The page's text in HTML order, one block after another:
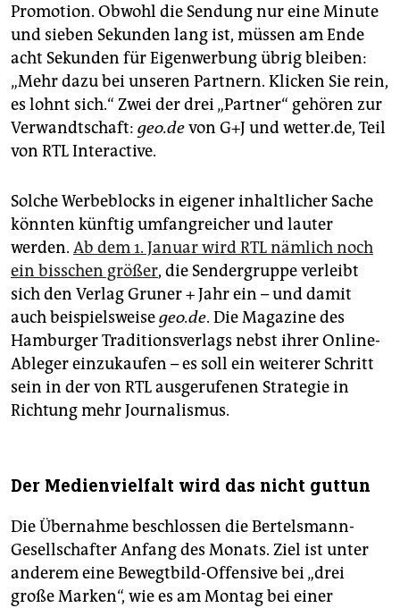
Promotion. Obwohl die Sendung nur eine Minute
und sieben Sekunden lang ist, müssen am Ende
acht Sekunden für Eigenwerbung übrig bleiben:
„Mehr dazu bei unseren Partnern. Klicken Sie rein,
es lohnt sich.“ Zwei der drei „Partner“ gehören zur
Verwandtschaft: geo.devon G+J und wetter.de, Teil
von RTL Interactive.
Solche Werbeblocks in eigener inhaltlicher Sache
könnten künftig umfangreicher und lauter
werden. Ab dem 1. Januar wird RTL nämlich noch
ein biss­chen größer, die Sendergruppe verleibt
sich den Verlag Gruner + Jahr ein – und damit
auch beispielsweisegeo.de. Die Magazine des
Hamburger Traditionsverlags nebst ihrer Online-
Ableger einzukaufen – es soll ein weiterer Schritt
sein in der von RTL ausgerufenen Strategie in
Richtung mehr Journalismus.
Der Medienvielfalt wird das nicht guttun
Die Übernahme beschlossen die Bertelsmann-
Gesellschafter Anfang des Monats. Ziel ist unter
anderem eine Bewegtbild-Offensive bei „drei
große Marken“, wie es am Montag bei einer